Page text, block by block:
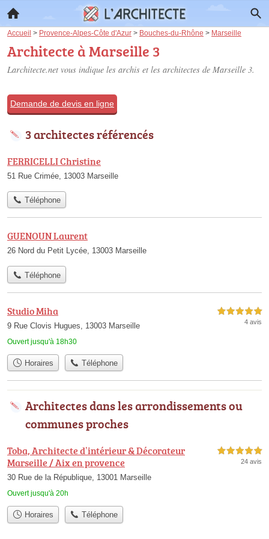
Accueil > Provence-Alpes-Côte d'Azur > Bouches-du-Rhône > Marseille
Architecte à Marseille 3
Larchitecte.net vous indique les archis et les architectes de Marseille 3.
Demande de devis en ligne
3 architectes référencés
FERRICELLI Christine
51 Rue Crimée, 13003 Marseille
Téléphone
GUENOUN Laurent
26 Nord du Petit Lycée, 13003 Marseille
Téléphone
Studio Miha
9 Rue Clovis Hugues, 13003 Marseille
Ouvert jusqu'à 18h30
5,0 étoiles sur 5
4 avis
Horaires Téléphone
Architectes dans les arrondissements ou
communes proches
Toba, Architecte d’intérieur & Décorateur
Marseille / Aix en provence
30 Rue de la République, 13001 Marseille
Ouvert jusqu'à 20h
5,0 étoiles sur 5
24 avis
Horaires Téléphone